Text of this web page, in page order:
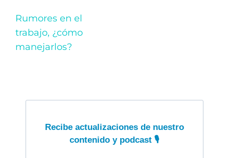
Rumores en el
trabajo, ¿cómo
manejarlos?